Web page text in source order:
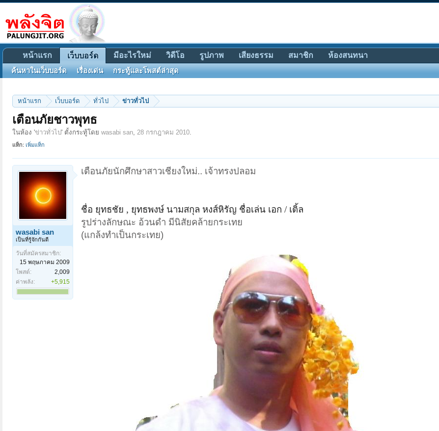
หน้าแรก เว็บบอร์ด ทั่วไป ข่าวทั่วไป
เตือนภัยชาวพุทธ
ในห้อง 'ข่าวทั่วไป' ตั้งกระทู้โดย wasabi san, 28 กรกฎาคม 2010.
แท็ก: เพิ่มแท็ก
wasabi san
เป็นที่รู้จักกันดี
วันที่สมัครสมาชิก:
15 พฤษภาคม 2009
โพสต์:
2,009
ค่าพลัง:
+5,915
เตือนภัยนักศึกษาสาวเชียงใหม่.. เจ้าทรงปลอม
ชื่อ ยุทธชัย , ยุทธพงษ์ นามสกุล หงส์หิรัญ ชื่อเล่น เอก / เติ้ล
รูปร่างลักษณะ อ้วนดำ มีนิสัยคล้ายกระเทย
(แกล้งทำเป็นกระเทย)
หน้าแรก เว็บบอร์ด
ค้นหาในเว็บบอร์ด เรื่องเด่น กระทู้และโพสต์ล่าสุด
มีอะไรใหม่ วิดีโอ รูปภาพ เสียงธรรม สมาชิก ห้องสนทนา